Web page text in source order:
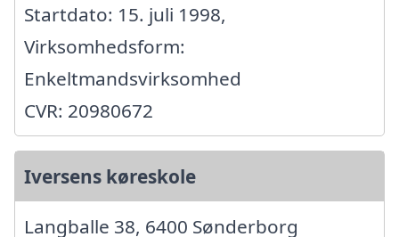
Startdato: 15. juli 1998,
Virksomhedsform:
Enkeltmandsvirksomhed
CVR: 20980672
Iversens køreskole
Langballe 38, 6400 Sønderborg